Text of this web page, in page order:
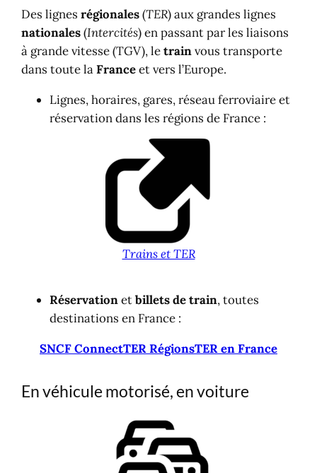
Des lignesrégionales(TER) aux grandes lignes
nationales(Intercités) en passant par les liaisons
à grande vitesse (TGV), letrainvous transporte
dans toute laFranceet vers l’Europe.
Lignes, horaires, gares, réseau ferroviaire et
réservation dans les régions de France :
Trains et TER
Réservationetbillets de train, toutes
destinations en France :
SNCF ConnectTER RégionsTER en France
En véhicule motorisé, en voiture